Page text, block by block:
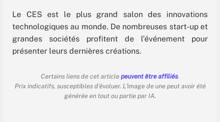
Le CES est le plus grand salon des innovations
technologiques au monde. De nombreuses start-up et
grandes sociétés profitent de l’événement pour
présenter leurs dernières créations.
Certains liens de cet article peuvent être affiliés.
Prix indicatifs, susceptibles d'évoluer. L'image de une peut avoir été
générée en tout ou partie par IA.